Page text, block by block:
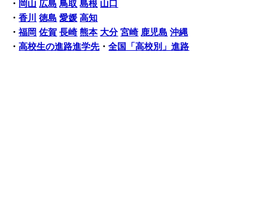
・ 岡山 広島 鳥取 島根 山口
・香川 徳島 愛媛 高知
・福岡 佐賀 長崎 熊本 大分 宮崎 鹿児島 沖縄
・高校生の進路進学先・全国「高校別」進路